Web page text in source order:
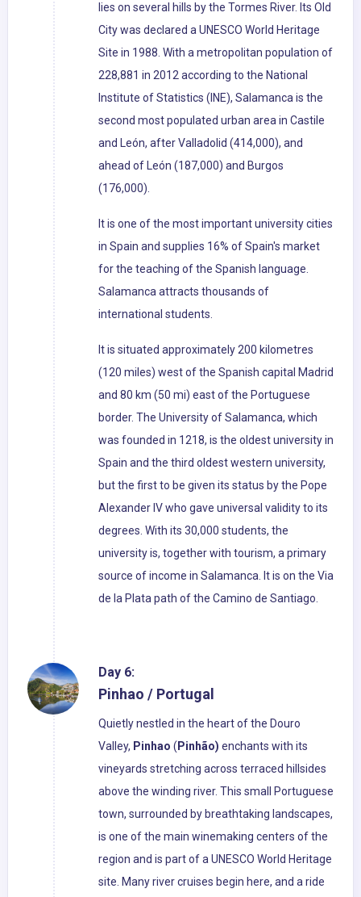
lies on several hills by the Tormes River. Its Old
City was declared a UNESCO World Heritage
Site in 1988. With a metropolitan population of
228,881 in 2012 according to the National
Institute of Statistics (INE), Salamanca is the
second most populated urban area in Castile
and León, after Valladolid (414,000), and
ahead of León (187,000) and Burgos
(176,000).
It is one of the most important university cities
in Spain and supplies 16% of Spain's market
for the teaching of the Spanish language.
Salamanca attracts thousands of
international students.
It is situated approximately 200 kilometres
(120 miles) west of the Spanish capital Madrid
and 80 km (50 mi) east of the Portuguese
border. The University of Salamanca, which
was founded in 1218, is the oldest university in
Spain and the third oldest western university,
but the first to be given its status by the Pope
Alexander IV who gave universal validity to its
degrees. With its 30,000 students, the
university is, together with tourism, a primary
source of income in Salamanca. It is on the Via
de la Plata path of the Camino de Santiago.
Day 6:
Pinhao / Portugal
Quietly nestled in the heart of the Douro
Valley, Pinhao ( Pinhão) enchants with its
vineyards stretching across terraced hillsides
above the winding river. This small Portuguese
town, surrounded by breathtaking landscapes,
is one of the main winemaking centers of the
region and is part of a UNESCO World Heritage
site. Many river cruises begin here, and a ride